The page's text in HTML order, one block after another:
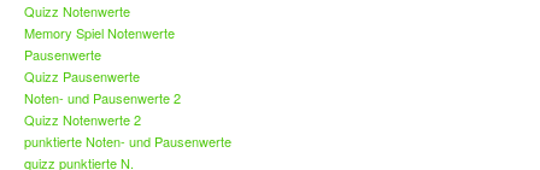
Quizz Notenwerte
Memory Spiel Notenwerte
Pausenwerte
Quizz Pausenwerte
Noten- und Pausenwerte 2
Quizz Notenwerte 2
punktierte Noten- und Pausenwerte
quizz punktierte N.